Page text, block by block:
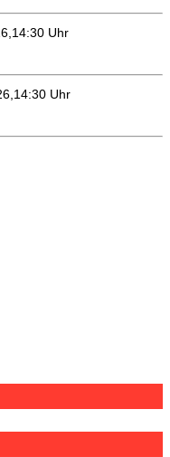
Uhr
Uhr